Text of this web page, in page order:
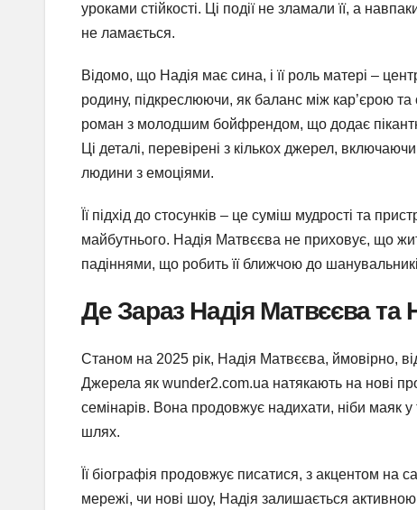
уроками стійкості. Ці події не зламали її, а
не ламається.
Відомо, що Надія має сина, і її роль матері –
родину, підкреслюючи, як баланс між кар’єрою
роман з молодшим бойфрендом, що додає
Ці деталі, перевірені з кількох джерел,
людини з емоціями.
Її підхід до стосунків – це суміш мудрості та
майбутнього. Надія Матвєєва не приховує, що
падіннями, що робить її ближчою до
Де Зараз Надія Матвєєва та
Станом на 2025 рік, Надія Матвєєва, ймовірно,
Джерела як wunder2.com.ua натякають на нові
семінарів. Вона продовжує надихати, ніби маяк
шлях.
Її біографія продовжує писатися, з акцентом на
мережі, чи нові шоу, Надія залишається